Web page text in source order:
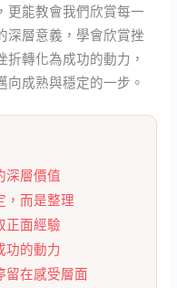
更能教會我們欣賞每一
深層意義，學會欣賞挫
轉化為成功的動力，
成熟與穩定的一步。
深層價值
，而是整理
正面經驗
功的動力
留在感受層面